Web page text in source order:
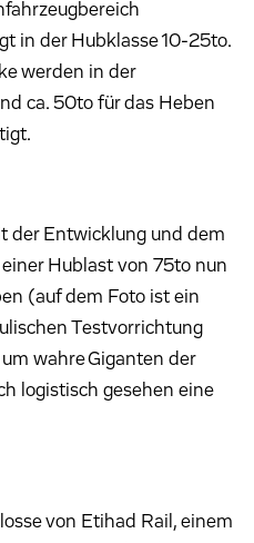
in der Hubklasse 10-25to.
werden in der
ca. 50to für das Heben
der Entwicklung und dem
Hublast von 75to nun
(auf dem Foto ist ein
Testvorrichtung
wahre Giganten der
logistisch gesehen eine
von Etihad Rail, einem